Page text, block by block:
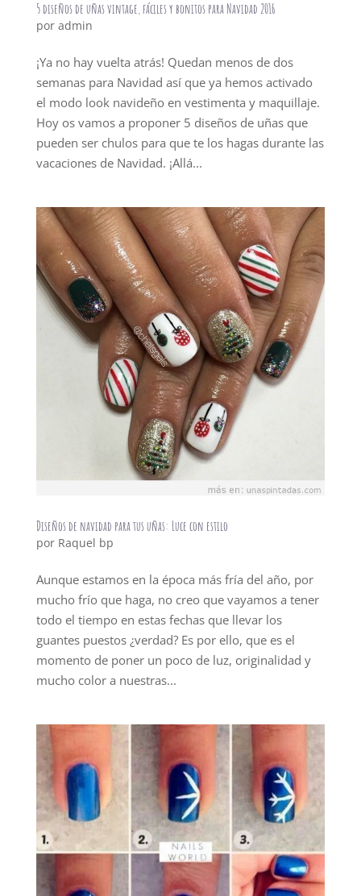
5 diseños de uñas vintage, fáciles y bonitos para Navidad 2016
por admin
¡Ya no hay vuelta atrás! Quedan menos de dos
semanas para Navidad así que ya hemos activado
el modo look navideño en vestimenta y maquillaje.
Hoy os vamos a proponer 5 diseños de uñas que
pueden ser chulos para que te los hagas durante las
vacaciones de Navidad. ¡Allá...
Diseños de navidad para tus uñas: Luce con estilo
por Raquel bp
Aunque estamos en la época más fría del año, por
mucho frío que haga, no creo que vayamos a tener
todo el tiempo en estas fechas que llevar los
guantes puestos ¿verdad? Es por ello, que es el
momento de poner un poco de luz, originalidad y
mucho color a nuestras...